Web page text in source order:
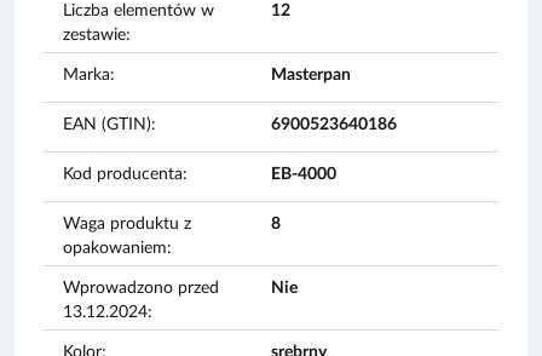
Liczba elementów w
zestawie:
12
Marka: Masterpan
EAN (GTIN): 6900523640186
Kod producenta: EB-4000
Waga produktu z
opakowaniem:
8
Wprowadzono przed
13.12.2024:
Nie
Kolor: srebrny